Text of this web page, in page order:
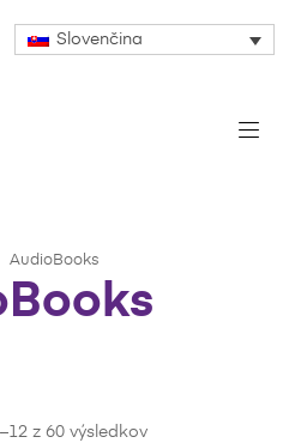
Slovenčina
AudioBooks
z 60 výsledkov